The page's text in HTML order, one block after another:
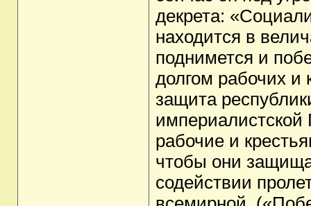
декрета:
находится в
поднимется и
долгом рабочих и
защита
рабочие и
чтобы они
содействии